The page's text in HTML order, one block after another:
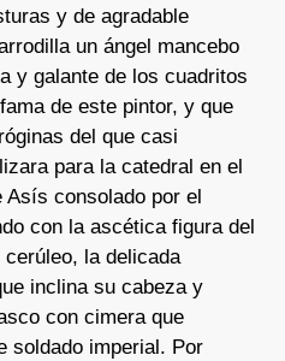
y de agradable
un ángel mancebo
y galante de los cuadritos
de este pintor, y que
del que casi
para la catedral en el
consolado por el
con la ascética figura del
la delicada
inclina su cabeza y
con cimera que
soldado imperial. Por